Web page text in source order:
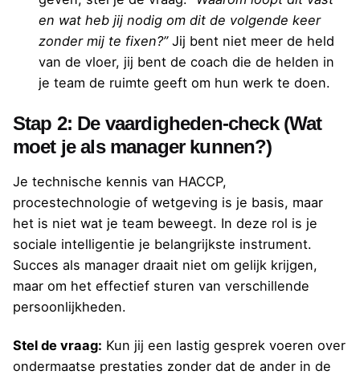
en wat heb jij nodig om dit de volgende keer
zonder mij te fixen?”Jij bent niet meer de held
van de vloer, jij bent de coach die de helden in
je team de ruimte geeft om hun werk te doen.
Stap 2: De vaardigheden-check (Wat
moet je als manager kunnen?)
Je technische kennis van HACCP,
procestechnologie of wetgeving is je basis, maar
het is niet wat je team beweegt. In deze rol is je
sociale intelligentie je belangrijkste instrument.
Succes als manager draait niet om gelijk krijgen,
maar om het effectief sturen van verschillende
persoonlijkheden.
Stel de vraag: Kun jij een lastig gesprek voeren over
ondermaatse prestaties zonder dat de ander in de